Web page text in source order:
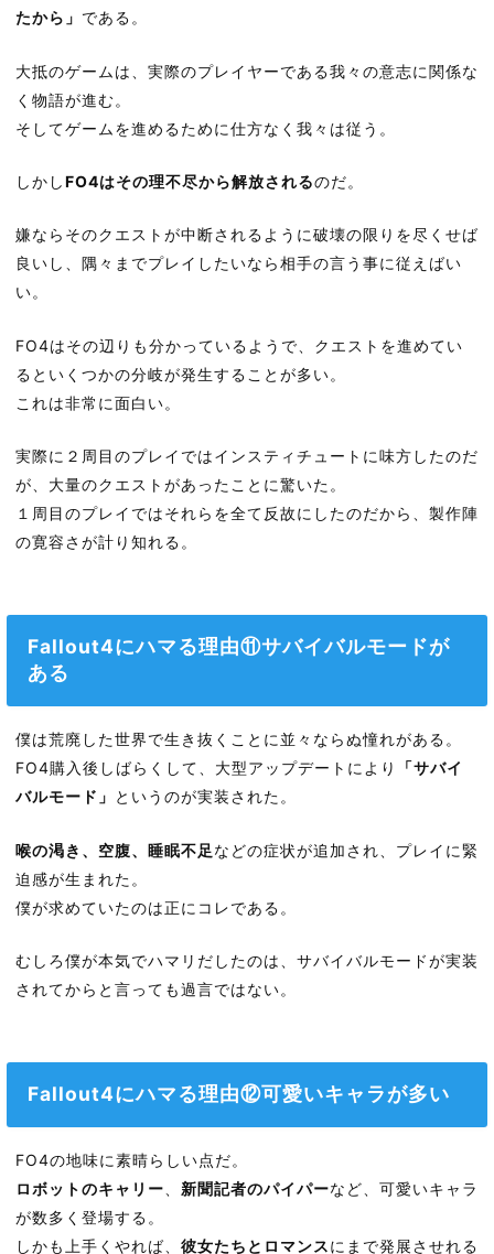
たから」 である。
大抵のゲームは、実際のプレイヤーである我々の意志に関係な
く物語が進む。
そしてゲームを進めるために仕方なく我々は従う。
しかしFO4はその理不尽から解放されるのだ。
嫌ならそのクエストが中断されるように破壊の限りを尽くせば
良いし、隅々までプレイしたいなら相手の言う事に従えばい
い。
FO4はその辺りも分かっているようで、クエストを進めてい
るといくつかの分岐が発生することが多い。
これは非常に面白い。
実際に２周目のプレイではインスティチュートに味方したのだ
が、大量のクエストがあったことに驚いた。
１周目のプレイではそれらを全て反故にしたのだから、製作陣
の寛容さが計り知れる。
Fallout4にハマる理由⑪サバイバルモードが
ある
僕は荒廃した世界で生き抜くことに並々ならぬ憧れがある。
FO4購入後しばらくして、大型アップデートにより
「サバイ
バルモード」 というのが実装された。
喉の渇き、空腹、睡眠不足などの症状が追加され、プレイに緊
迫感が生まれた。
僕が求めていたのは正にコレである。
むしろ僕が本気でハマリだしたのは、サバイバルモードが実装
されてからと言っても過言ではない。
Fallout4にハマる理由⑫可愛いキャラが多い
FO4の地味に素晴らしい点だ。
ロボットのキャリー
新聞記者のパイパーなど、可愛いキャラ
が数多く登場する。
しかも上手くやれば、 彼女たちとロマンスにまで発展させれる